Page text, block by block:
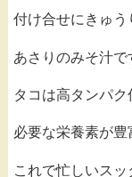
付け合せにきゅ
あさりのみそ汁で
タコは高タンパ
必要な栄養素が豊
これで忙しいスッ